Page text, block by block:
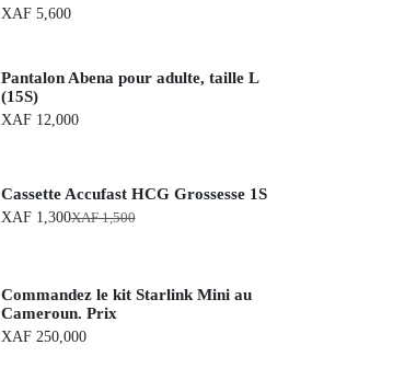
XAF5,600
Pantalon Abena pour adulte, taille L
(15S)
XAF12,000
Cassette Accufast HCG Grossesse 1S
XAF1,500
L
i
x
d
'
XAF1,300L
i
x
a
c
Commandez le kit Starlink Mini au
Cameroun. Prix
XAF250,000